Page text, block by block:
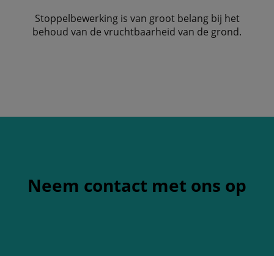
Stoppelbewerking is van groot belang bij het
behoud van de vruchtbaarheid van de grond.
Neem contact met ons op